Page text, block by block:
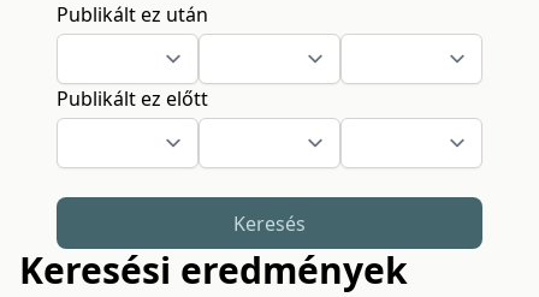
Publikált ez után
Publikált ez előtt
Keresés
Keresési eredmények